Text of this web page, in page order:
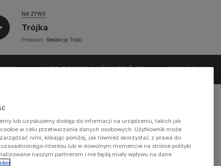
NA ŻYWO
Trójka
Prowadzi: Redakcja Trójki
LISTA PRZEBOJÓW TRÓJKI KONKURSY
lub uzyskujemy dostęp do informacji na urządzeniu, takich jak
w celu przetwarzania danych osobowych. Użytkownik może
nimi, klikając poniżej, jak również skorzystać z prawa do
interesu lub w dowolnym momencie na stronie polityki
naszym partnerom i nie będą miały wpływu na dane